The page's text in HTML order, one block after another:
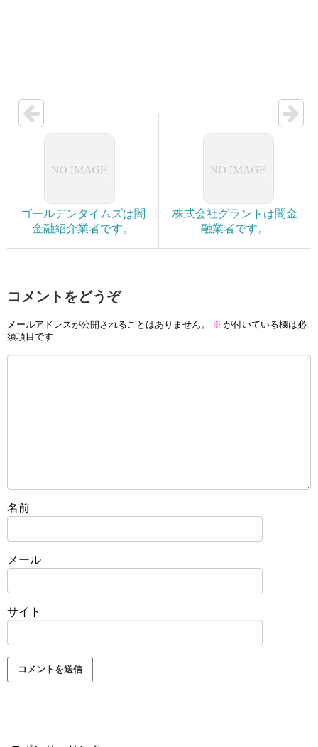
ゴールデンタイムズは闇
金融紹介業者です。
株式会社グラントは闇金
融業者です。
コメントをどうぞ
メールアドレスが公開されることはありません。 ※ が付いている欄は必
須項目です
名前
メール
サイト